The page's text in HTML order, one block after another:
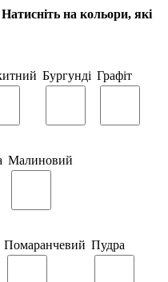
Натисніть на кольори, які
Бургунді Графіт
Малиновий
Помаранчевий Пудра